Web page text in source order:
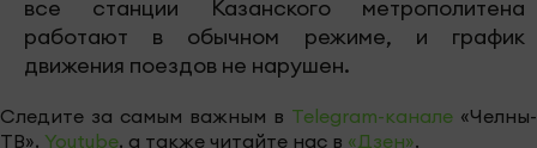
все станции Казанского метрополитена
работают в обычном режиме, и график
движения поездов не нарушен.
Следите за самым важным в Telegram-канале «Челны-
ТВ», Youtube, а также читайте нас в «Дзен».